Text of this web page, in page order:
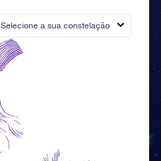
Selecione a sua constelação